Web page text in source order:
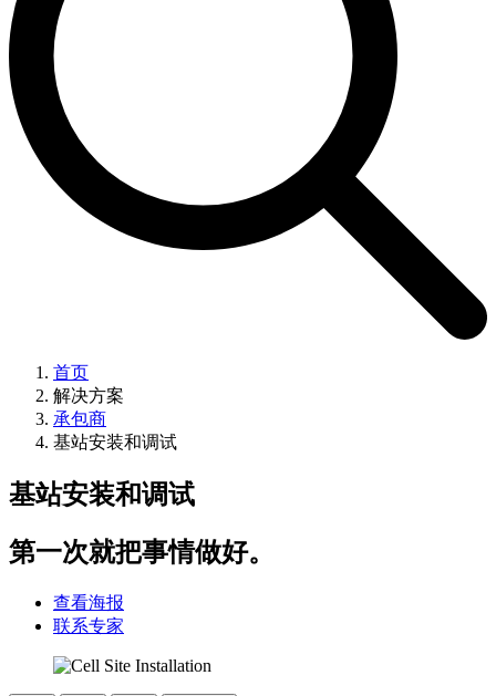
首页
解决方案
承包商
基站安装和调试
基站安装和调试
第一次就把事情做好。
查看海报
联系专家